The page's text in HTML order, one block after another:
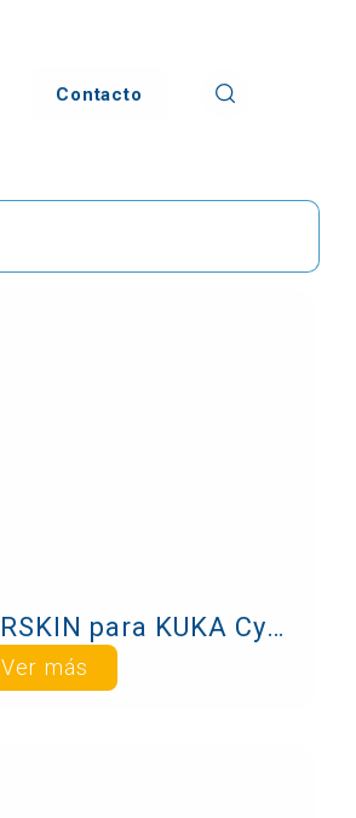
Contacto
AIRSKIN para KUKA Cybertech
Ver más